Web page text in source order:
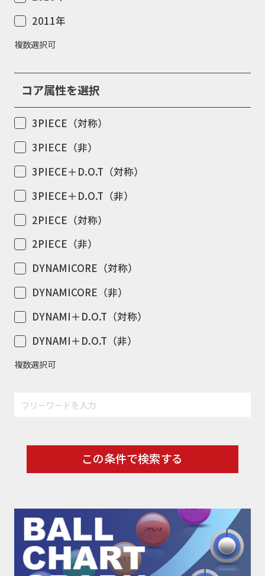
2011年
複数選択可
コア属性を選択
3PIECE（対称）
3PIECE（非）
3PIECE＋D.O.T（対称）
3PIECE＋D.O.T（非）
2PIECE（対称）
2PIECE（非）
DYNAMICORE（対称）
DYNAMICORE（非）
DYNAMI＋D.O.T（対称）
DYNAMI＋D.O.T（非）
複数選択可
この条件で検索する